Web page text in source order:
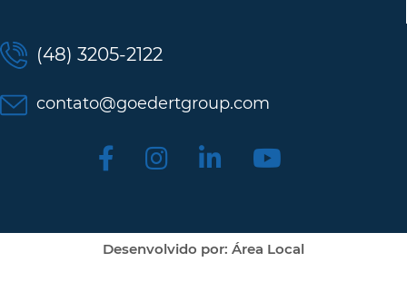
(48) 3205-2122
contato@goedertgroup.com
Desenvolvido por: Área Local